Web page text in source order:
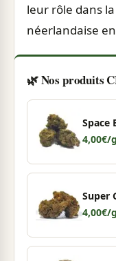
leur rôle dans
néerlandaise
🌿 Nos produits
Space
4,00€/g
Super
4,00€/g